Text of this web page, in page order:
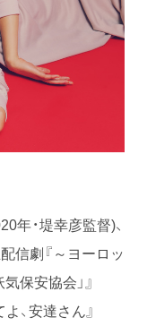
年・堤幸彦監督)、
信劇『～ヨーロッ
保安協会」』
、安達さん』